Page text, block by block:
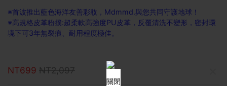
關閉
※首波推出藍色海洋友善彩妝，Mdmmd.與您共同守護地球！
※高規格皮革粉撲:超柔軟高強度PU皮革，反覆清洗不變形，密封環
境下可3年無裂痕、耐用程度極佳。
NT699 NT2,097